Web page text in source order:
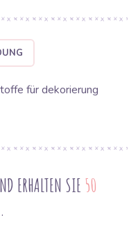
für dekorierung
ERHALTEN SIE 50